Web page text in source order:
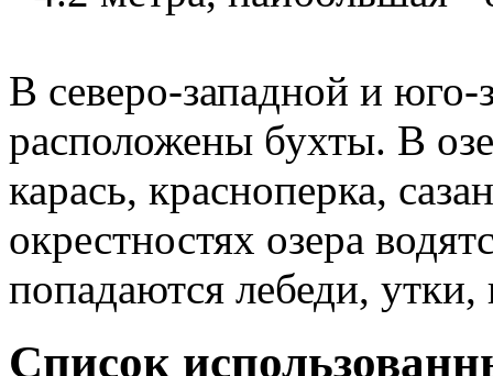
В северо-западной и юго-
расположены бухты. В
карась, красноперка,
окрестностях озера
попадаются лебеди,
Список